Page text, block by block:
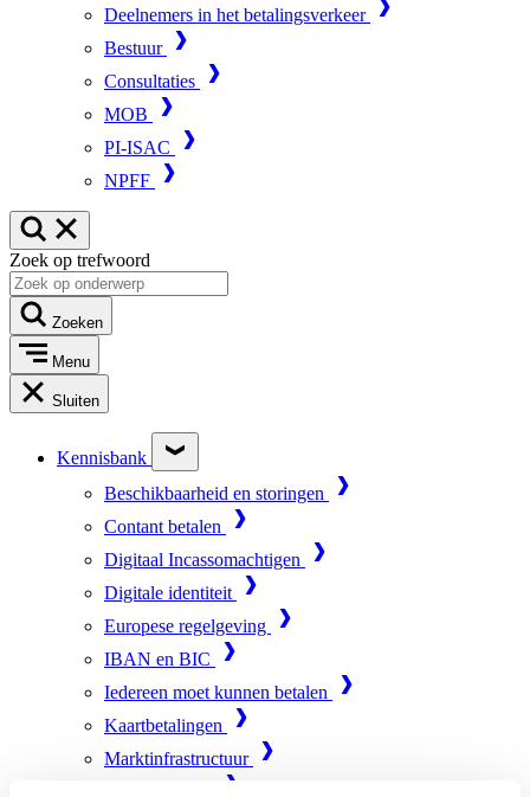
Deelnemers in het betalingsverkeer
Bestuur
Consultaties
MOB
PI-ISAC
NPFF
Zoek op trefwoord
Zoeken
Menu
Sluiten
Kennisbank
Beschikbaarheid en storingen
Contant betalen
Digitaal Incassomachtigen
Digitale identiteit
Europese regelgeving
IBAN en BIC
Iedereen moet kunnen betalen
Kaartbetalingen
Marktinfrastructuur